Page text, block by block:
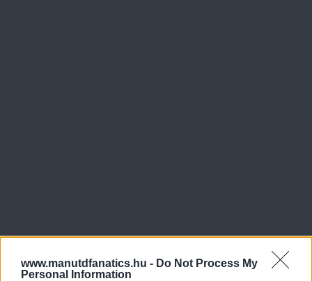
www.manutdfanatics.hu - Do Not Process My
Personal Information